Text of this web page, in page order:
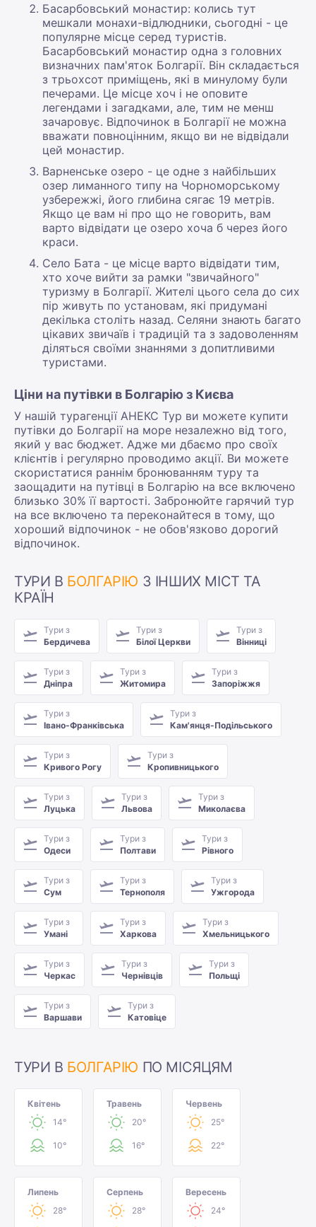
Басарбовський монастир: колись тут
мешкали монахи-відлюдники, сьогодні - це
популярне місце серед туристів.
Басарбовський монастир одна з головних
визначних пам'яток Болгарії. Він складається
з трьохсот приміщень, які в минулому були
печерами. Це місце хоч і не оповите
легендами і загадками, але, тим не менш
зачаровує. Відпочинок в Болгарії не можна
вважати повноцінним, якщо ви не відвідали
цей монастир.
Варненське озеро - це одне з найбільших
озер лиманного типу на Чорноморському
узбережжі, його глибина сягає 19 метрів.
Якщо це вам ні про що не говорить, вам
варто відвідати це озеро хоча б через його
краси.
Село Бата - це місце варто відвідати тим,
хто хоче вийти за рамки "звичайного"
туризму в Болгарії. Жителі цього села до сих
пір живуть по установам, які придумані
декілька століть назад. Селяни знають багато
цікавих звичаїв і традицій та з задоволенням
діляться своїми знаннями з допитливими
туристами.
Ціни на путівки в Болгарію з Києва
У нашій турагенції АНЕКС Тур ви можете купити
путівки до Болгарії на море незалежно від того,
який у вас бюджет. Адже ми дбаємо про своїх
клієнтів і регулярно проводимо акції. Ви можете
скористатися раннім бронюванням туру та
заощадити на путівці в Болгарію на все включено
близько 30% її вартості. Забронюйте гарячий тур
на все включено та переконайтеся в тому, що
хороший відпочинок - не обов'язково дорогий
відпочинок.
ТУРИ В БОЛГАРІЮ З ІНШИХ МІСТ ТА
КРАЇН
Тури з
Бердичева
Тури з
Білої Церкви
Тури з
Вінниці
Тури з
Дніпра
Тури з
Житомира
Тури з
Запоріжжя
Тури з
Івано-Франківська
Тури з
Кам'янця-Подільського
Тури з
Кривого Рогу
Тури з
Кропивницького
Тури з
Луцька
Тури з
Львова
Тури з
Миколаєва
Тури з
Одеси
Тури з
Полтави
Тури з
Рівного
Тури з
Сум
Тури з
Тернополя
Тури з
Ужгорода
Тури з
Умані
Тури з
Харкова
Тури з
Хмельницького
Тури з
Черкас
Тури з
Чернівців
Тури з
Польщі
Тури з
Варшави
Тури з
Катовіце
ТУРИ В БОЛГАРІЮ ПО МІСЯЦЯМ
Квітень
14°
10°
Травень
20°
16°
Червень
25°
22°
Липень
28°
Серпень
28°
Вересень
24°